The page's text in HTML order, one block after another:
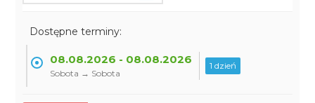
Dostępne terminy:
08.08.2026 - 08.08.2026
Sobota → Sobota
1 dzień